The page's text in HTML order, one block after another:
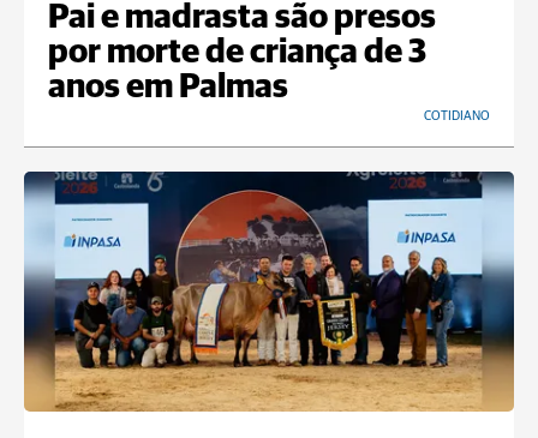
Pai e madrasta são presos
por morte de criança de 3
anos em Palmas
COTIDIANO